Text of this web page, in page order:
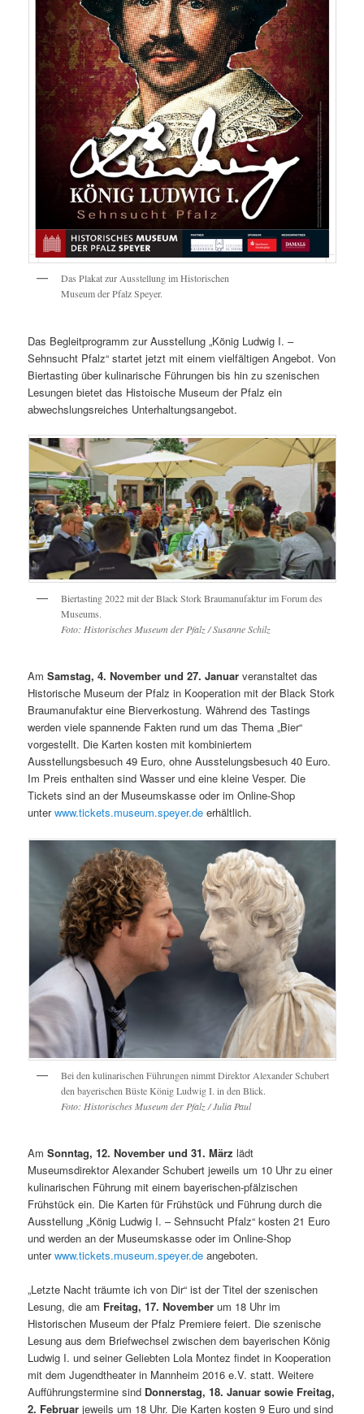
Das Plakat zur Ausstellung im Historischen
Museum der Pfalz Speyer.
Das Begleitprogramm zur Ausstellung „König Ludwig I. –
Sehnsucht Pfalz“ startet jetzt mit einem vielfältigen Angebot. Von
Biertasting über kulinarische Führungen bis hin zu szenischen
Lesungen bietet das Histoische Museum der Pfalz ein
abwechslungsreiches Unterhaltungsangebot.
Biertasting 2022 mit der Black Stork Braumanufaktur im Forum des
Museums.
Foto: Historisches Museum der Pfalz / Susanne Schilz
AmSamstag, 4. November und 27. Januarveranstaltet das
Historische Museum der Pfalz in Kooperation mit der Black Stork
Braumanufaktur eine Bierverkostung. Während des Tastings
werden viele spannende Fakten rund um das Thema „Bier“
vorgestellt. Die Karten kosten mit kombiniertem
Ausstellungsbesuch 49 Euro, ohne Ausstelungsbesuch 40 Euro.
Im Preis enthalten sind Wasser und eine kleine Vesper. Die
Tickets sind an der Museumskasse oder im Online-Shop
unterwww.tickets.museum.speyer.de erhältlich.
Bei den kulinarischen Führungen nimmt Direktor Alexander Schubert
den bayerischen Büste König Ludwig I. in den Blick.
Foto: Historisches Museum der Pfalz / Julia Paul
AmSonntag, 12. November und 31. März lädt
Museumsdirektor Alexander Schubert jeweils um 10 Uhr zu einer
kulinarischen Führung mit einem bayerischen-pfälzischen
Frühstück ein. Die Karten für Frühstück und Führung durch die
Ausstellung „König Ludwig I. – Sehnsucht Pfalz“ kosten 21 Euro
und werden an der Museumskasse oder im Online-Shop
unterwww.tickets.museum.speyer.de angeboten.
„Letzte Nacht träumte ich von Dir“ ist der Titel der szenischen
Lesung, die am Freitag, 17. Novemberum 18 Uhr im
Historischen Museum der Pfalz Premiere feiert. Die szenische
Lesung aus dem Briefwechsel zwischen dem bayerischen König
Ludwig I. und seiner Geliebten Lola Montez findet in Kooperation
mit dem Jugendtheater in Mannheim 2016 e.V. statt. Weitere
Aufführungstermine sind Donnerstag, 18. Januar sowie Freitag,
2. Februar jeweils um 18 Uhr. Die Karten kosten 9 Euro und sind